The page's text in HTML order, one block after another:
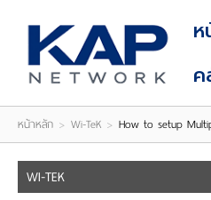
REGISTER
ห
ค
หน้าหลัก > Wi-TeK > How to setup
WI-TEK